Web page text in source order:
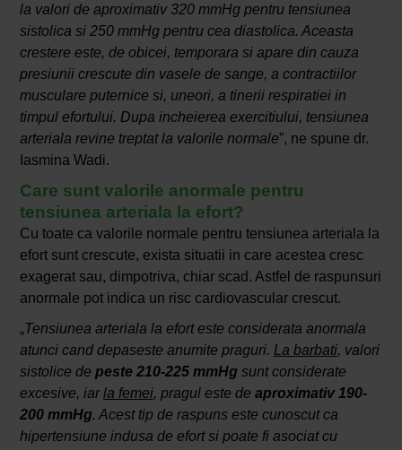
la valori de aproximativ 320 mmHg pentru tensiunea
sistolica si 250 mmHg pentru cea diastolica. Aceasta
crestere este, de obicei, temporara si apare din cauza
presiunii crescute din vasele de sange, a contractiilor
musculare puternice si, uneori, a tinerii respiratiei in
timpul efortului. Dupa incheierea exercitiului, tensiunea
arteriala revine treptat la valorile normale”, ne spune dr.
Iasmina Wadi.
Care sunt valorile anormale pentru
tensiunea arteriala la efort?
Cu toate ca valorile normale pentru tensiunea arteriala la
efort sunt crescute, exista situatii in care acestea cresc
exagerat sau, dimpotriva, chiar scad. Astfel de raspunsuri
anormale pot indica un risc cardiovascular crescut.
„Tensiunea arteriala la efort este considerata anormala
atunci cand depaseste anumite praguri. La barbati, valori
sistolice de peste 210-225 mmHgsunt considerate
excesive, iarla femei, pragul este de aproximativ 190-
200 mmHg. Acest tip de raspuns este cunoscut ca
hipertensiune indusa de efort si poate fi asociat cu